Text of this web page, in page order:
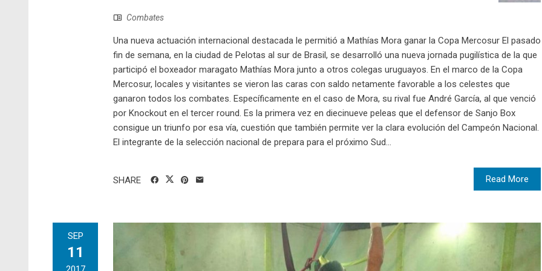
Combates
Una nueva actuación internacional destacada le permitió a Mathías Mora ganar la Copa Mercosur El pasado
fin de semana, en la ciudad de Pelotas al sur de Brasil, se desarrolló una nueva jornada pugilística de la que
participó el boxeador maragato Mathías Mora junto a otros colegas uruguayos. En el marco de la Copa
Mercosur, locales y visitantes se vieron las caras con saldo netamente favorable a los celestes que
ganaron todos los combates. Específicamente en el caso de Mora, su rival fue André García, al que venció
por Knockout en el tercer round. Es la primera vez en diecinueve peleas que el defensor de Sanjo Box
consigue un triunfo por esa vía, cuestión que también permite ver la clara evolución del Campeón Nacional.
El integrante de la selección nacional de prepara para el próximo Sud...
Read More
SHARE
SEP
11